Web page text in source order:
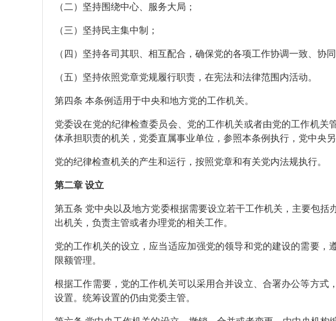
（二）坚持围绕中心、服务大局；
（三）坚持民主集中制；
（四）坚持各司其职、相互配合，确保党的各项工作协调一致、协同
（五）坚持依照党章党规履行职责，在宪法和法律范围内活动。
第四条 本条例适用于中央和地方党的工作机关。
党委设在党的纪律检查委员会、党的工作机关或者由党的工作机关
体承担职责的机关，党委直属事业单位，参照本条例执行，党中央另
党的纪律检查机关的产生和运行，按照党章和有关党内法规执行。
第二章 设立
第五条 党中央以及地方党委根据需要设立若干工作机关，主要包括
出机关，负责主管或者办理党的相关工作。
党的工作机关的设立，应当适应加强党的领导和党的建设的需要，
限额管理。
根据工作需要，党的工作机关可以采用合并设立、合署办公等方式
设置。统筹设置的仍由党委主管。